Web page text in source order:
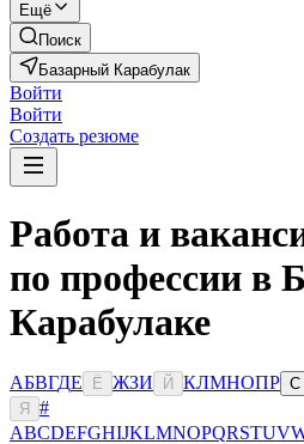
Ещё
Поиск
Базарный Карабулак
Войти
Войти
Создать резюме
Работа и
по профессии в
Карабулаке
АБВГДЕ Ё ЖЗИ Й КЛМНОПР С
Я
#
ABCDEFGHIJKLMNOPQRSTUV